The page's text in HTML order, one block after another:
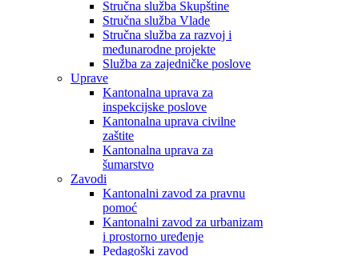
Stručna služba Skupštine
Stručna služba Vlade
Stručna služba za razvoj i
međunarodne projekte
Služba za zajedničke poslove
Uprave
Kantonalna uprava za
inspekcijske poslove
Kantonalna uprava civilne
zaštite
Kantonalna uprava za
šumarstvo
Zavodi
Kantonalni zavod za pravnu
pomoć
Kantonalni zavod za urbanizam
i prostorno uređenje
Pedagoški zavod